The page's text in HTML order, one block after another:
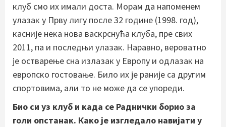
клуб смо их имали доста. Морам да напоменем
улазак у Прву лигу после 32 године (1998. год),
касније нека нова васкрснућа клуба, пре свих
2011, па и последњи улазак. Наравно, вероватно
је остварење сна излазак у Европу и одлазак на
европско гостовање. Било их је раније са другим
спортовима, али то не може да се упореди.
Био си уз клуб и када се Раднички борио за
голи опстанак. Како је изгледало навијати у